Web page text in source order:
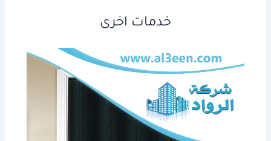
خدمات اخرى